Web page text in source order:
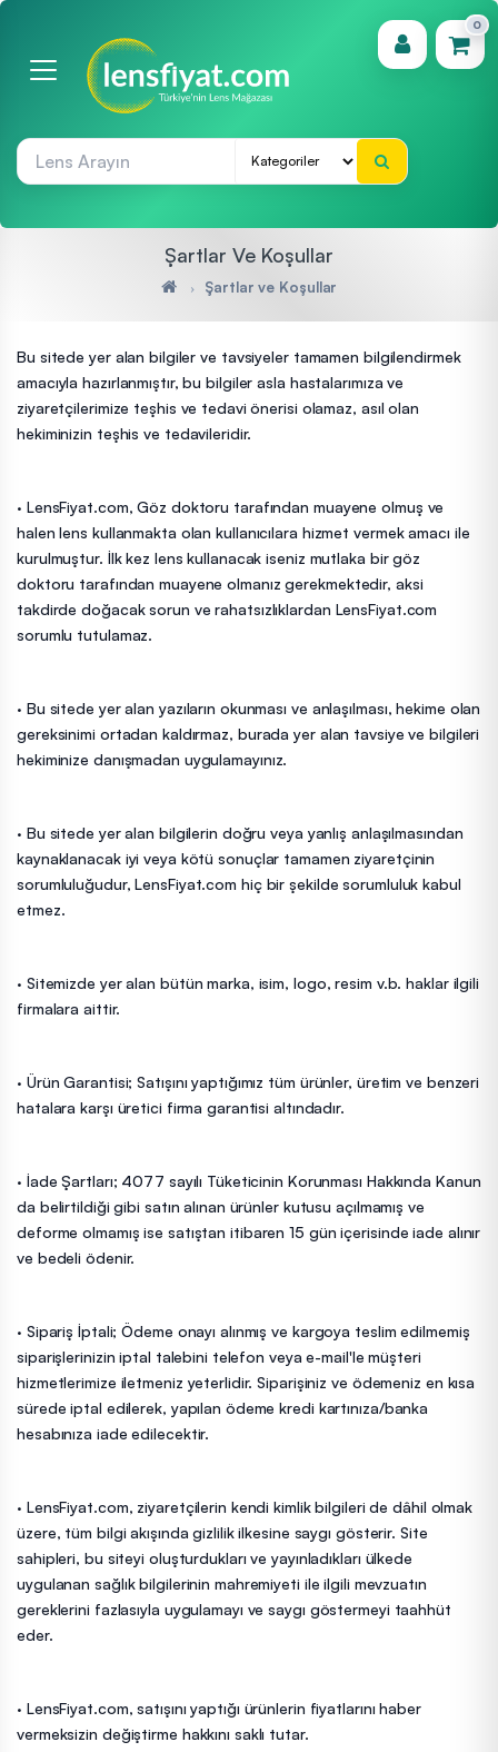
0
(0)
Şartlar Ve Koşullar
Şartlar ve Koşullar
Bu sitede yer alan bilgiler ve tavsiyeler tamamen bilgilendirmek
amacıyla hazırlanmıştır, bu bilgiler asla hastalarımıza ve
ziyaretçilerimize teşhis ve tedavi önerisi olamaz, asıl olan
hekiminizin teşhis ve tedavileridir.
· LensFiyat.com, Göz doktoru tarafından muayene olmuş ve
halen lens kullanmakta olan kullanıcılara hizmet vermek amacı ile
kurulmuştur. İlk kez lens kullanacak iseniz mutlaka bir göz
doktoru tarafından muayene olmanız gerekmektedir, aksi
takdirde doğacak sorun ve rahatsızlıklardan LensFiyat.com
sorumlu tutulamaz.
· Bu sitede yer alan yazıların okunması ve anlaşılması, hekime olan
gereksinimi ortadan kaldırmaz, burada yer alan tavsiye ve bilgileri
hekiminize danışmadan uygulamayınız.
· Bu sitede yer alan bilgilerin doğru veya yanlış anlaşılmasından
kaynaklanacak iyi veya kötü sonuçlar tamamen ziyaretçinin
sorumluluğudur, LensFiyat.com hiç bir şekilde sorumluluk kabul
etmez.
· Sitemizde yer alan bütün marka, isim, logo, resim v.b. haklar ilgili
firmalara aittir.
· Ürün Garantisi; Satışını yaptığımız tüm ürünler, üretim ve benzeri
hatalara karşı üretici firma garantisi altındadır.
· İade Şartları; 4077 sayılı Tüketicinin Korunması Hakkında Kanun
da belirtildiği gibi satın alınan ürünler kutusu açılmamış ve
deforme olmamış ise satıştan itibaren 15 gün içerisinde iade alınır
ve bedeli ödenir.
· Sipariş İptali; Ödeme onayı alınmış ve kargoya teslim edilmemiş
siparişlerinizin iptal talebini telefon veya e-mail'le müşteri
hizmetlerimize iletmeniz yeterlidir. Siparişiniz ve ödemeniz en kısa
sürede iptal edilerek, yapılan ödeme kredi kartınıza/banka
hesabınıza iade edilecektir.
· LensFiyat.com, ziyaretçilerin kendi kimlik bilgileri de dâhil olmak
üzere, tüm bilgi akışında gizlilik ilkesine saygı gösterir. Site
sahipleri, bu siteyi oluşturdukları ve yayınladıkları ülkede
uygulanan sağlık bilgilerinin mahremiyeti ile ilgili mevzuatın
gereklerini fazlasıyla uygulamayı ve saygı göstermeyi taahhüt
eder.
· LensFiyat.com, satışını yaptığı ürünlerin fiyatlarını haber
vermeksizin değiştirme hakkını saklı tutar.